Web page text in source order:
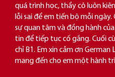
quá trình học, thầy cô luôn
lỗi sai để em tiến bộ mỗi
sự quan tâm và đồng hành
tin để tiếp tục cố gắng. Cuối
chỉ B1. Em xin cảm ơn
mang đến cho em một hành